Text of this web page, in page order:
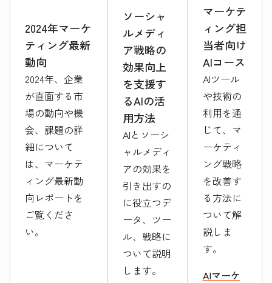
2024年マーケ
ティング最新
動向
2024年、企業
が直面する市
場の動向や機
会、課題の詳
細について
は、マーケテ
ィング最新動
向レポートを
ご覧くださ
い。
ソーシャ
ルメディ
ア戦略の
効果向上
を支援す
るAIの活
用方法
AIとソーシ
ャルメディ
アの効果を
引き出すの
に役立つデ
ータ、ツー
ル、戦略に
ついて説明
します。
マーケテ
ィング担
当者向け
AIコース
AIツール
や技術の
利用を通
じて、マ
ーケティ
ング戦略
を改善す
る方法に
ついて解
説しま
す。
AIマーケ